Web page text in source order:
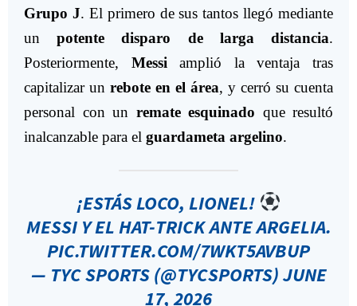
Grupo J. El primero de sus tantos llegó mediante
unpotente disparo de larga distancia.
Posteriormente, Messi amplió la ventaja tras
capitalizar un rebote en el área, y cerró su cuenta
personal con un remate esquinado que resultó
inalcanzable para el guardameta argelino.
¡ESTÁS LOCO, LIONEL!
MESSI Y EL HAT-TRICK ANTE ARGELIA.
PIC.TWITTER.COM/7WKT5AVBUP
— TYC SPORTS (@TYCSPORTS)JUNE
17, 2026